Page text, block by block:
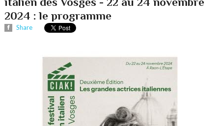
2024 : le programme
Share